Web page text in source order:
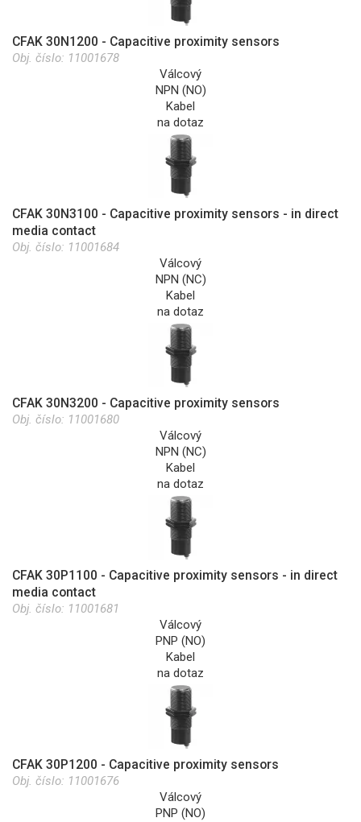
CFAK 30N1200 - Capacitive proximity sensors
Obj. číslo: 11001678
Válcový
NPN (NO)
Kabel
na dotaz
CFAK 30N3100 - Capacitive proximity sensors - in direct
media contact
Obj. číslo: 11001684
Válcový
NPN (NC)
Kabel
na dotaz
CFAK 30N3200 - Capacitive proximity sensors
Obj. číslo: 11001680
Válcový
NPN (NC)
Kabel
na dotaz
CFAK 30P1100 - Capacitive proximity sensors - in direct
media contact
Obj. číslo: 11001681
Válcový
PNP (NO)
Kabel
na dotaz
CFAK 30P1200 - Capacitive proximity sensors
Obj. číslo: 11001676
Válcový
PNP (NO)